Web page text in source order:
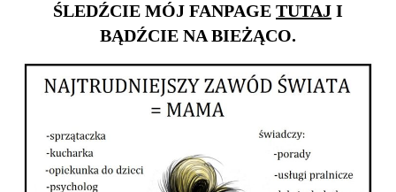
ŚLEDŹCIE MÓJ FANPAGE TUTAJ I
BĄDŹCIE NA BIEŻĄCO.